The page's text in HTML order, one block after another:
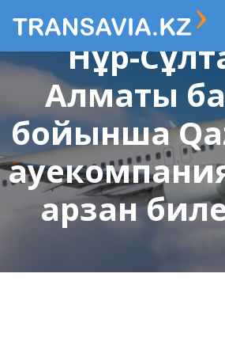
Нұр-
Алматы
бойынша
арзан